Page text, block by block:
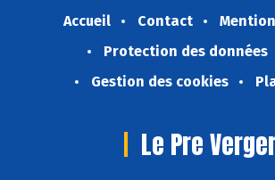
Accueil Contact
Protection des données
Gestion des cookies
Le Pre